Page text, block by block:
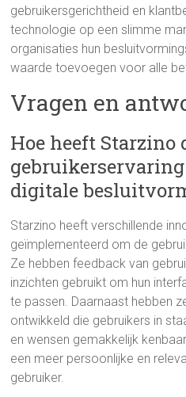
gebruikersgerichtheid en
technologie op een slimme
organisaties hun
waarde toevoegen voor alle
Vragen en
Hoe heeft Starzino
digitale
Starzino heeft verschillende
geïmplementeerd om de
Ze hebben feedback van
inzichten gebruikt om hun
te passen. Daarnaast hebben
ontwikkeld die gebruikers in
en wensen gemakkelijk
een meer persoonlijke en
gebruiker.